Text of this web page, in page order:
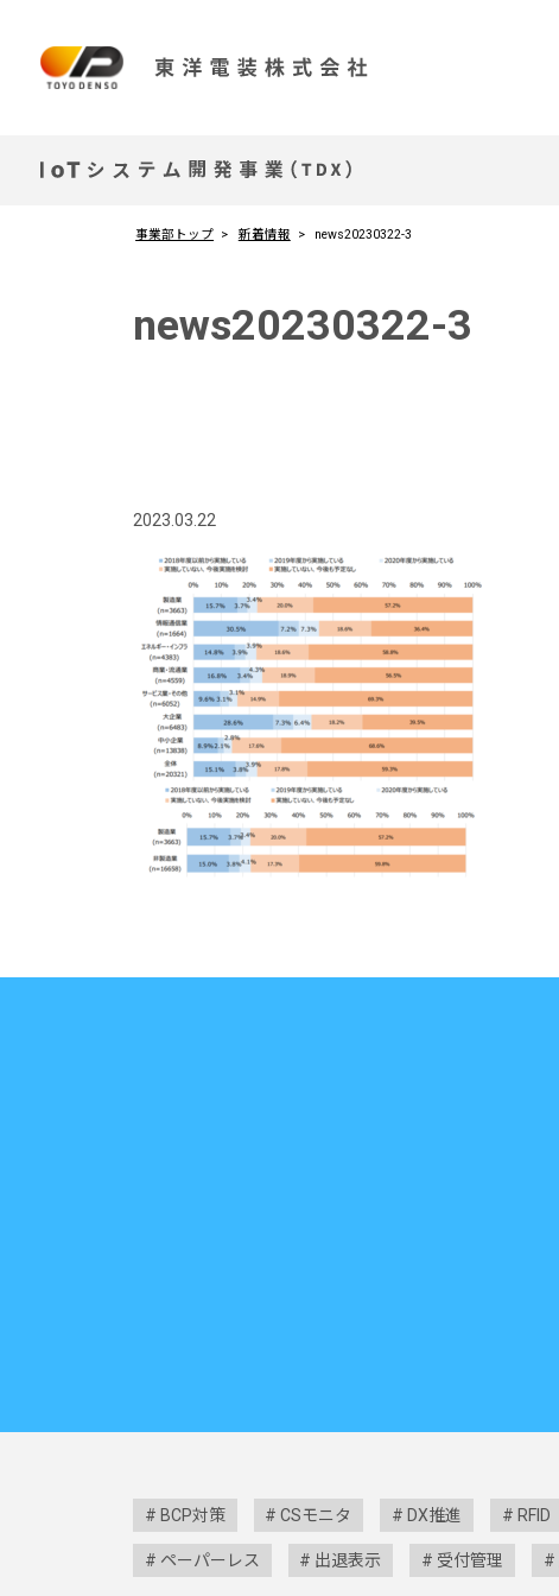
事業部トップ 新着情報 news20230322-3
news20230322-3
2023.03.22
BCP対策 CSモニタ DX推進 RFID
ペーパーレス 出退表示 受付管理